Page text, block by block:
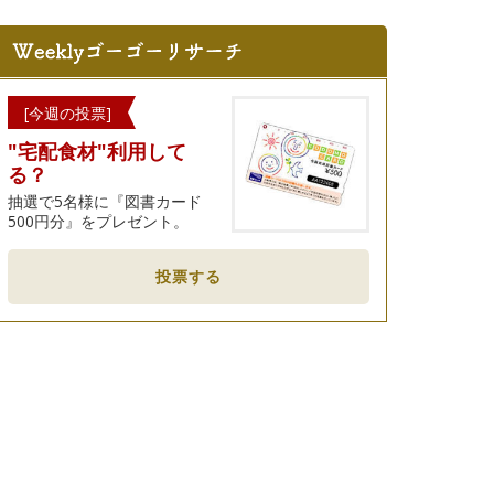
[今週の投票]
"宅配食材"利用して
る？
抽選で5名様に『図書カード
500円分』をプレゼント。
投票する